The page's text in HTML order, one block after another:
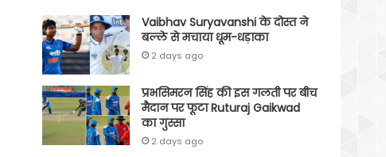
Vaibhav Suryavanshi के दोस्त ने
बल्ले से मचाया धूम-धड़ाका
2 days ago
प्रभसिमरन सिंह की इस गलती पर बीच
मैदान पर फूटा Ruturaj Gaikwad
का गुस्सा
2 days ago